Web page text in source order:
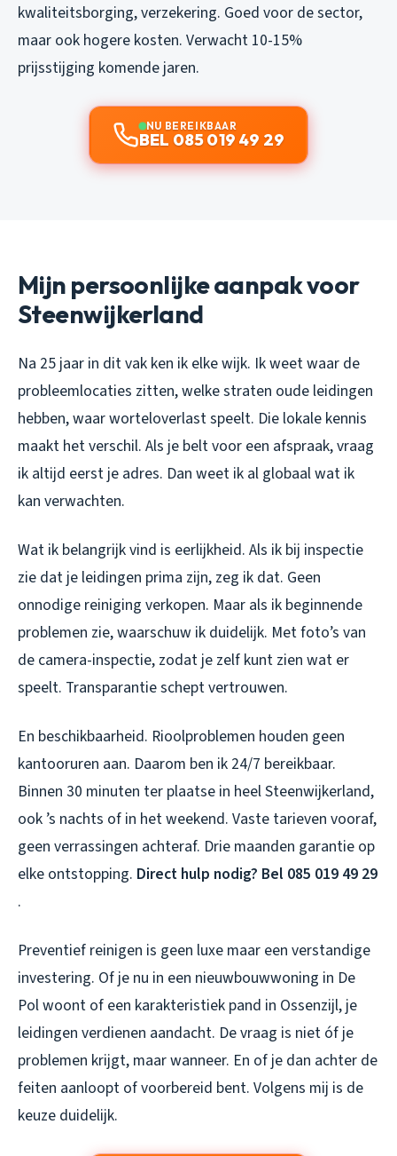
kwaliteitsborging, verzekering. Goed voor de sector,
maar ook hogere kosten. Verwacht 10-15%
prijsstijging komende jaren.
NU BEREIKBAAR
BEL 085 019 49 29
Mijn persoonlijke aanpak voor
Steenwijkerland
Na 25 jaar in dit vak ken ik elke wijk. Ik weet waar de
probleemlocaties zitten, welke straten oude leidingen
hebben, waar worteloverlast speelt. Die lokale kennis
maakt het verschil. Als je belt voor een afspraak, vraag
ik altijd eerst je adres. Dan weet ik al globaal wat ik
kan verwachten.
Wat ik belangrijk vind is eerlijkheid. Als ik bij inspectie
zie dat je leidingen prima zijn, zeg ik dat. Geen
onnodige reiniging verkopen. Maar als ik beginnende
problemen zie, waarschuw ik duidelijk. Met foto’s van
de camera-inspectie, zodat je zelf kunt zien wat er
speelt. Transparantie schept vertrouwen.
En beschikbaarheid. Rioolproblemen houden geen
kantooruren aan. Daarom ben ik 24/7 bereikbaar.
Binnen 30 minuten ter plaatse in heel Steenwijkerland,
ook ’s nachts of in het weekend. Vaste tarieven vooraf,
geen verrassingen achteraf. Drie maanden garantie op
elke ontstopping. Direct hulp nodig? Bel 085 019 49 29
.
Preventief reinigen is geen luxe maar een verstandige
investering. Of je nu in een nieuwbouwwoning in De
Pol woont of een karakteristiek pand in Ossenzijl, je
leidingen verdienen aandacht. De vraag is niet óf je
problemen krijgt, maar wanneer. En of je dan achter de
feiten aanloopt of voorbereid bent. Volgens mij is de
keuze duidelijk.